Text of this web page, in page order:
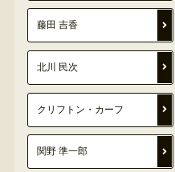
藤田 吉香
北川 民次
クリフトン・カーフ
関野 準一郎